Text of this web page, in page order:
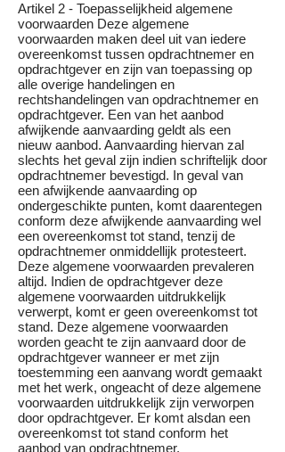
Artikel 2 - Toepasselijkheid algemene
voorwaarden Deze algemene
voorwaarden maken deel uit van iedere
overeenkomst tussen opdrachtnemer en
opdrachtgever en zijn van toepassing op
alle overige handelingen en
rechtshandelingen van opdrachtnemer en
opdrachtgever. Een van het aanbod
afwijkende aanvaarding geldt als een
nieuw aanbod. Aanvaarding hiervan zal
slechts het geval zijn indien schriftelijk door
opdrachtnemer bevestigd. In geval van
een afwijkende aanvaarding op
ondergeschikte punten, komt daarentegen
conform deze afwijkende aanvaarding wel
een overeenkomst tot stand, tenzij de
opdrachtnemer onmiddellijk protesteert.
Deze algemene voorwaarden prevaleren
altijd. Indien de opdrachtgever deze
algemene voorwaarden uitdrukkelijk
verwerpt, komt er geen overeenkomst tot
stand. Deze algemene voorwaarden
worden geacht te zijn aanvaard door de
opdrachtgever wanneer er met zijn
toestemming een aanvang wordt gemaakt
met het werk, ongeacht of deze algemene
voorwaarden uitdrukkelijk zijn verworpen
door opdrachtgever. Er komt alsdan een
overeenkomst tot stand conform het
aanbod van opdrachtnemer.